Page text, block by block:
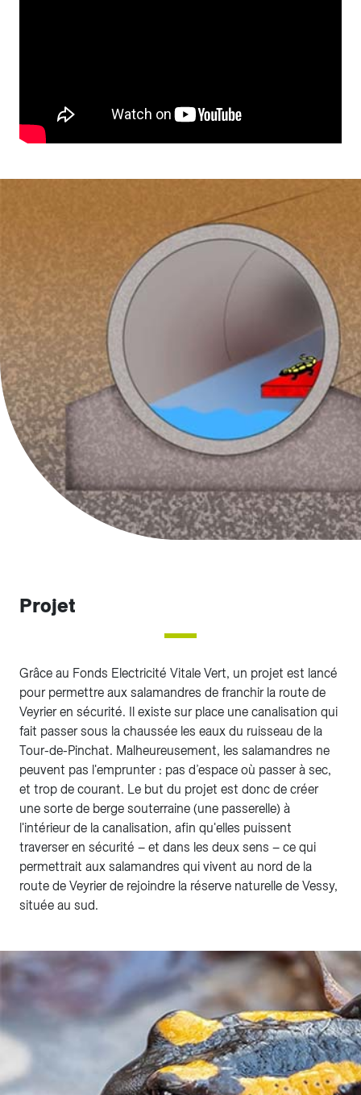
Projet
Grâce au Fonds Electricité Vitale Vert, un projet est lancé
pour permettre aux salamandres de franchir la route de
Veyrier en sécurité. Il existe sur place une canalisation qui
fait passer sous la chaussée les eaux du ruisseau de la
Tour-de-Pinchat. Malheureusement, les salamandres ne
peuvent pas l'emprunter : pas d’espace où passer à sec,
et trop de courant. Le but du projet est donc de créer
une sorte de berge souterraine (une passerelle) à
l'intérieur de la canalisation, afin qu'elles puissent
traverser en sécurité – et dans les deux sens – ce qui
permettrait aux salamandres qui vivent au nord de la
route de Veyrier de rejoindre la réserve naturelle de Vessy,
située au sud.